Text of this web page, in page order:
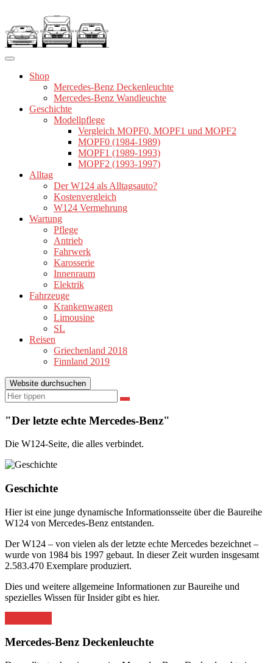
springen
Shop
Mercedes-Benz Deckenleuchte
Mercedes-Benz Wandleuchte
Geschichte
Modellpflege
Vergleich MOPF0, MOPF1 und MOPF2
MOPF0 (1984-1989)
MOPF1 (1989-1993)
MOPF2 (1993-1997)
Alltag
Der W124 als Alltagsauto?
Kostenvergleich
W124 Vermehrung
Wartung
Pflege
Antrieb
Fahrwerk
Karosserie
Innenraum
Elektrik
Fahrzeuge
Krankenwagen
Limousine
SL
Reisen
Griechenland 2018
Finnland 2019
Website durchsuchen
Suchen
nach:
Suchen
"Der letzte echte Mercedes-Benz"
Die W124-Seite, die alles verbindet.
Geschichte
Hier ist eine junge dynamische Informationsseite über die Baureihe
W124 von Mercedes-Benz entstanden.
Der W124 – von vielen als der letzte echte Mercedes bezeichnet –
wurde von 1984 bis 1997 gebaut. In dieser Zeit wurden insgesamt
2.583.470 Exemplare produziert.
Dies und weitere allgemeine Informationen zur Baureihe und
spezielles Wissen für Insider gibt es hier.
Mercedes-Benz Deckenleuchte